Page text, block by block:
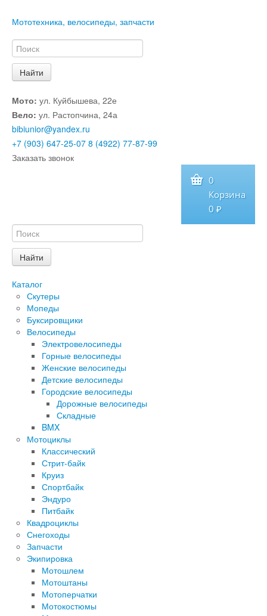
Мототехника, велосипеды, запчасти
Мото: ул. Куйбышева, 22е
Вело: ул. Растопчина, 24а
bibiunior@yandex.ru
+7 (903) 647-25-07 8 (4922) 77-87-99
Заказать звонок
0
Корзина
0 ₽
Каталог
Скутеры
Мопеды
Буксировщики
Велосипеды
Электровелосипеды
Горные велосипеды
Женские велосипеды
Детские велосипеды
Городские велосипеды
Дорожные велосипеды
Складные
BMX
Мотоциклы
Классический
Стрит-байк
Круиз
Спортбайк
Эндуро
Питбайк
Квадроциклы
Снегоходы
Запчасти
Экипировка
Мотошлем
Мотоштаны
Мотоперчатки
Мотокостюмы